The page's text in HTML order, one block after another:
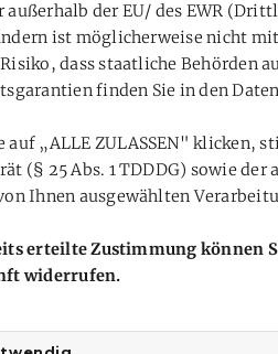
Wir sind sehr
außerhalb der EU/ des EWR
ist möglicherweise nicht
dass staatliche Behörden
finden Sie in den
auf „ALLE ZULASSEN" klicken,
(§ 25 Abs. 1 TDDDG) sowie
Ihnen ausgewählten
erteilte Zustimmung können
widerrufen.